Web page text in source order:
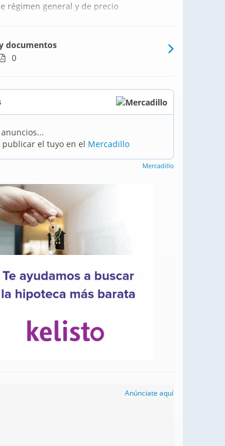
régimen general y de precio
concertado en Sitges. 18 viviendas.
viviendas a la venta, de libre
documentos
0
publicar el tuyo en el Mercadillo
Mercadillo
Anúnciate aquí